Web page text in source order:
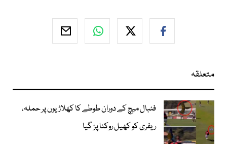
متعلقہ
فٹبال میچ کے دوران طوطے کا کھلاڑیوں پر حملہ،
ریفری کو کھیل روکنا پڑ گیا